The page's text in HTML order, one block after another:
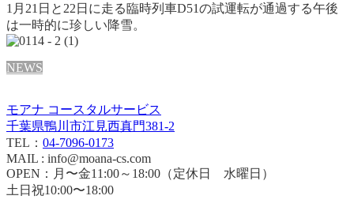
1月21日と22日に走る臨時列車D51の試運転が通過する午後
は一時的に珍しい降雪。
NEWS
モアナ コースタルサービス
千葉県鴨川市江見西真門381-2
TEL： 04-7096-0173
MAIL : info@moana-cs.com
OPEN：月〜金11:00～18:00（定休日 水曜日）
土日祝10:00〜18:00